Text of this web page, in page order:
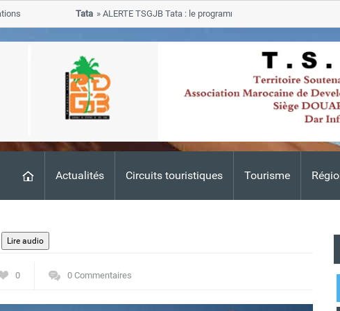
Actualités Circuits touristiques Tourisme
ALERTE TSGJB Tata : le programme de rehabilitation post-
progresse dans les zones sinistrees
0 0 Commentaires